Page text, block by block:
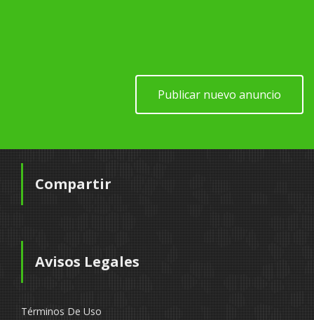
Publicar nuevo anuncio
Compartir
Avisos Legales
Términos De Uso